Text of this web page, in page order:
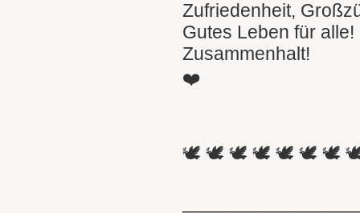
Zufriedenheit,
Gutes Leben für alle!
Zusammenhalt!
❤️
🕊 🕊 🕊 🕊 🕊 🕊 🕊